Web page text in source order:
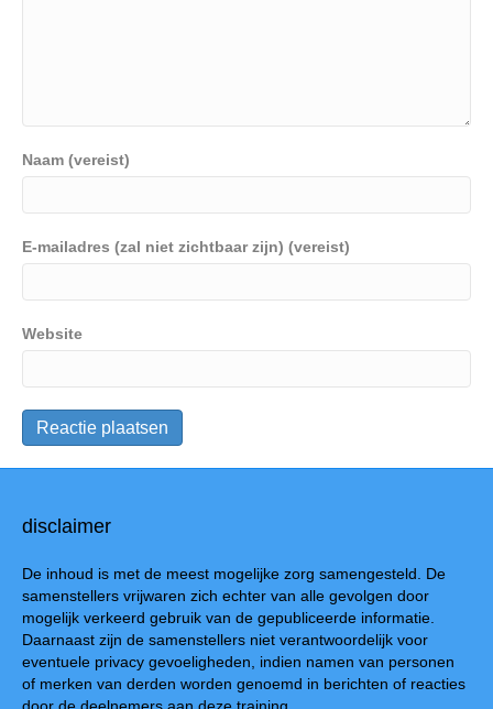
Naam (vereist)
E-mailadres (zal niet zichtbaar zijn) (vereist)
Website
disclaimer
De inhoud is met de meest mogelijke zorg samengesteld. De
samenstellers vrijwaren zich echter van alle gevolgen door
mogelijk verkeerd gebruik van de gepubliceerde informatie.
Daarnaast zijn de samenstellers niet verantwoordelijk voor
eventuele privacy gevoeligheden, indien namen van personen
of merken van derden worden genoemd in berichten of reacties